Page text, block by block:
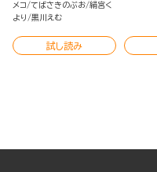
メコ てばさきのぶお 絹宮く
より
黒川えむ
試し読み